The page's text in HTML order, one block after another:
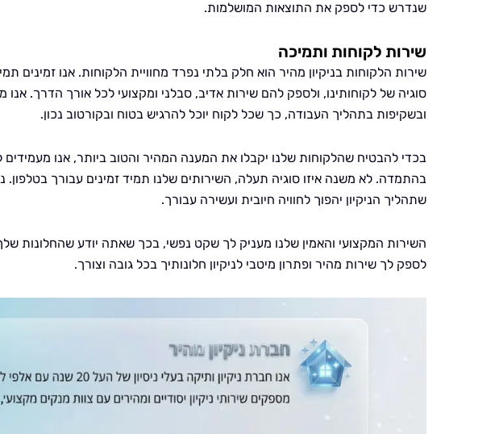
שנדרש כדי לספק את התוצאות המושלמות.
שירות לקוחות ותמיכה
שירות הלקוחות בניקיון מהיר הוא חלק בלתי נפרד מחוויית הלקוחות. אנו זמינים
סוגיה של לקוחותינו, ולספק להם שירות אדיב, סבלני ומקצועי לכל אורך הדרך.
ובשקיפות בתהליך העבודה, כך שכל לקוח יוכל להרגיש בטוח ובקורטוב נכון.
בכדי להבטיח שהלקוחות שלנו יקבלו את המענה המהיר והטוב ביותר, אנו
בהתמדה. לא משנה איזו סוגיה תעלה, השירותים שלנו תמיד זמינים עבורך
שתהליך הניקיון יהפוך לחוויה חיובית ועשירה עבורך.
השירות המקצועי והאמין שלנו מעניק לך שקט נפשי, בכך שאתה יודע שהחלונות
לספק לך שירות מהיר ופתרון מיטבי לניקיון חלונותיך בכל גובה וצורך.